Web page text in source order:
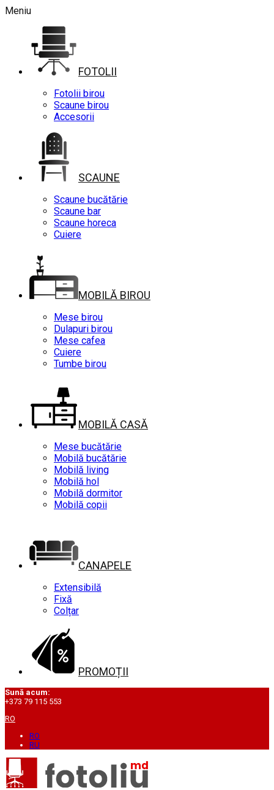
Meniu
FOTOLII
Fotolii birou
Scaune birou
Accesorii
SCAUNE
Scaune bucătărie
Scaune bar
Scaune horeca
Cuiere
MOBILĂ BIROU
Mese birou
Dulapuri birou
Mese cafea
Cuiere
Tumbe birou
MOBILĂ CASĂ
Mese bucătărie
Mobilă bucătărie
Mobilă living
Mobilă hol
Mobilă dormitor
Mobilă copii
CANAPELE
Extensibilă
Fixă
Colțar
PROMOȚII
Sună acum:
+373 79 115 553
RO
RO
RU